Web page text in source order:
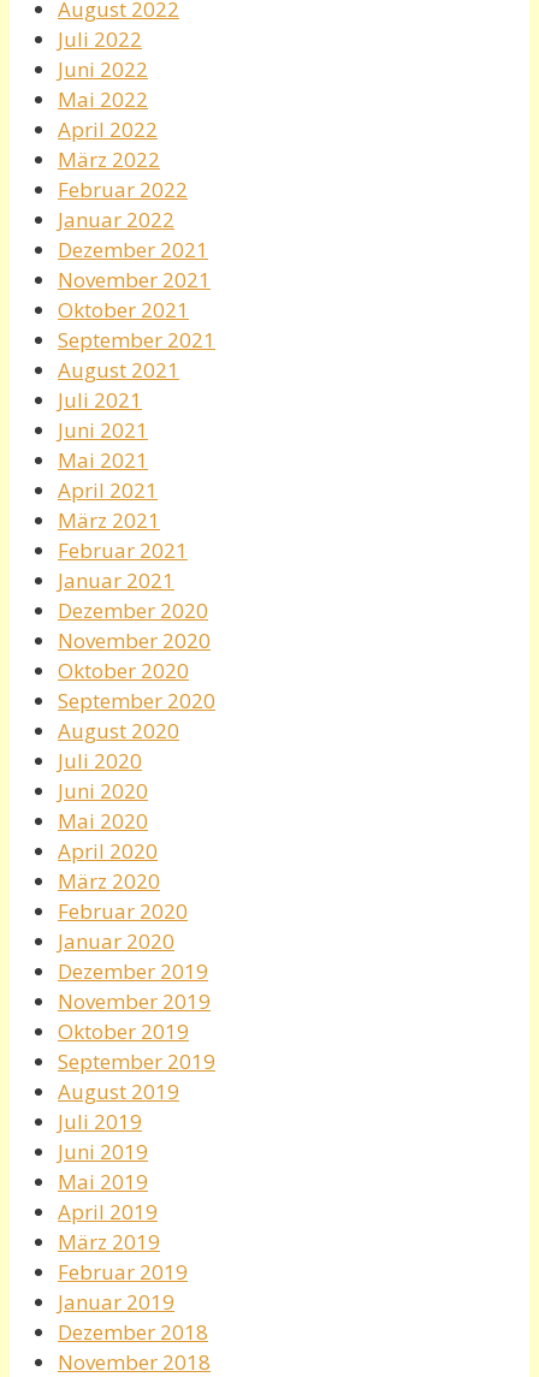
August 2022
Juli 2022
Juni 2022
Mai 2022
April 2022
März 2022
Februar 2022
Januar 2022
Dezember 2021
November 2021
Oktober 2021
September 2021
August 2021
Juli 2021
Juni 2021
Mai 2021
April 2021
März 2021
Februar 2021
Januar 2021
Dezember 2020
November 2020
Oktober 2020
September 2020
August 2020
Juli 2020
Juni 2020
Mai 2020
April 2020
März 2020
Februar 2020
Januar 2020
Dezember 2019
November 2019
Oktober 2019
September 2019
August 2019
Juli 2019
Juni 2019
Mai 2019
April 2019
März 2019
Februar 2019
Januar 2019
Dezember 2018
November 2018